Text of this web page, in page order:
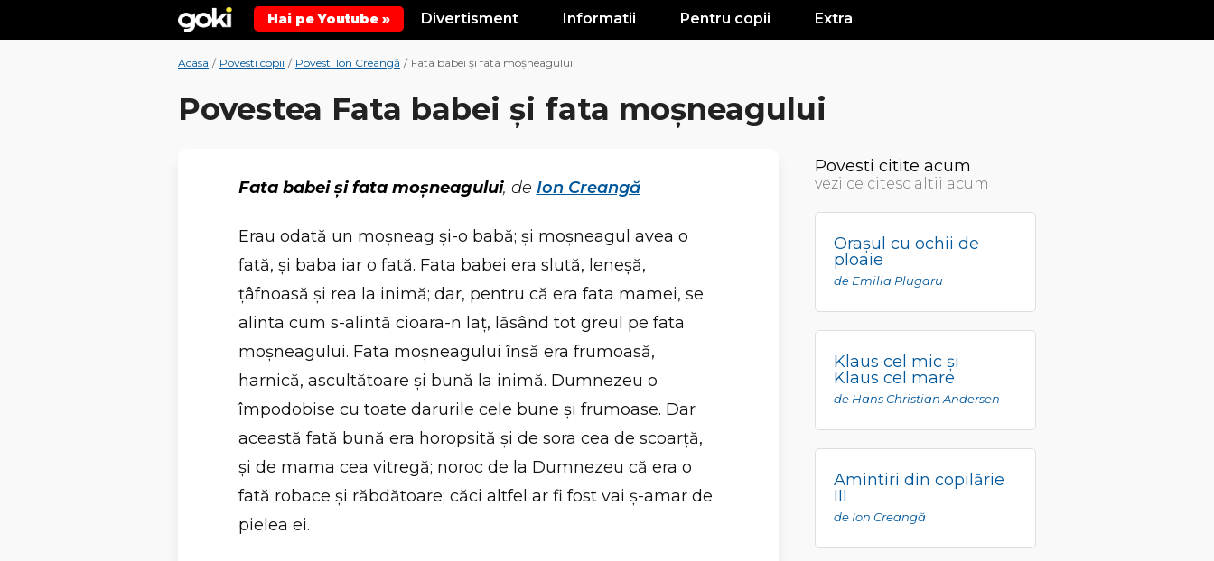
Hai pe Youtube » Divertisment Informatii Pentru copii Extra
Acasa / Povesti copii / Povesti Ion Creangă / Fata babei şi fata moşneagului
Povestea Fata babei şi fata moşneagului
Fata babei şi fata moşneagului, de Ion Creangă
Erau odată un moşneag şi-o babă; şi moşneagul avea o
fată, şi baba iar o fată. Fata babei era slută, leneşă,
ţâfnoasă şi rea la inimă; dar, pentru că era fata mamei, se
alinta cum s-alintă cioara-n laţ, lăsând tot greul pe fata
moşneagului. Fata moşneagului însă era frumoasă,
harnică, ascultătoare şi bună la inimă. Dumnezeu o
împodobise cu toate darurile cele bune şi frumoase. Dar
această fată bună era horopsită şi de sora cea de scoarţă,
şi de mama cea vitregă; noroc de la Dumnezeu că era o
fată robace şi răbdătoare; căci altfel ar fi fost vai ş-amar de
pielea ei.
Povesti citite acum
vezi ce citesc altii acum
Oraşul cu ochii de
ploaie
de Emilia Plugaru
Klaus cel mic şi
Klaus cel mare
de Hans Christian Andersen
Amintiri din copilărie
III
de Ion Creangă